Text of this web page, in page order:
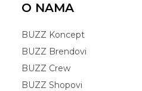
O NAMA
BUZZ Koncept
BUZZ Brendovi
BUZZ Crew
BUZZ Shopovi